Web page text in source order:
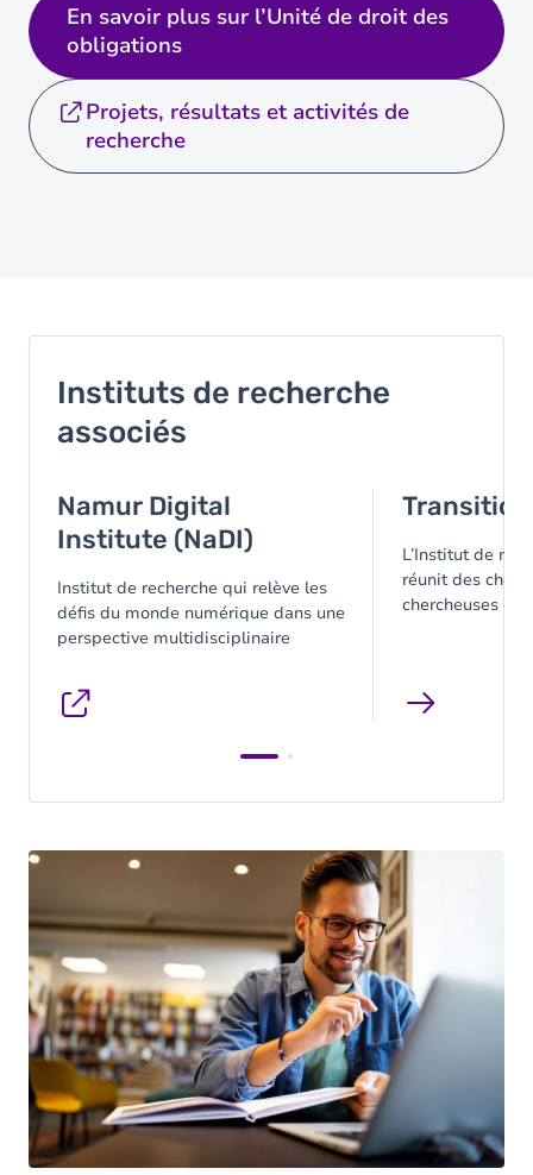
En savoir plus sur l’Unité de droit des
obligations
Projets, résultats et activités de
recherche
Instituts de recherche
associés
Namur Digital
Institute (NaDI)
Institut de recherche qui relève les
défis du monde numérique dans une
perspective multidisciplinaire
L’Institut de
réunit des
chercheuses en